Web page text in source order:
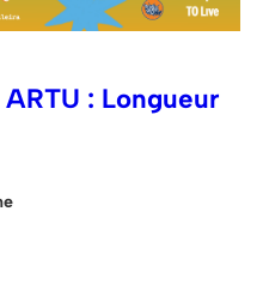
: Longueur